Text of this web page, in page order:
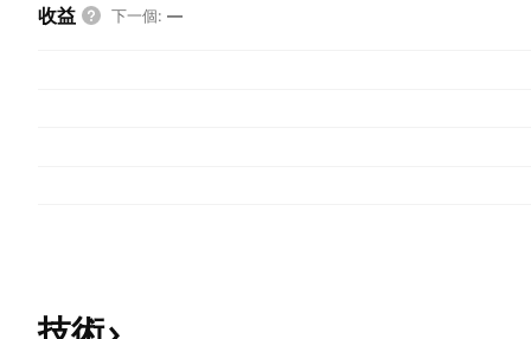
收益 下一個: —